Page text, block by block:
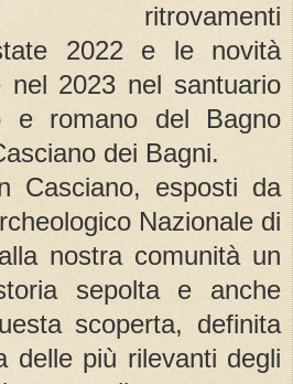
ritrovamenti
2022 e le novità
nel 2023 nel santuario
e romano del Bagno
dei Bagni.
Casciano, esposti da
Nazionale di
nostra comunità un
sepolta e anche
scoperta, definita
delle più rilevanti degli